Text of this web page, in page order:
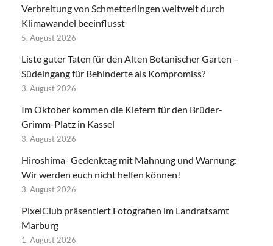
Verbreitung von Schmetterlingen weltweit durch
Klimawandel beeinflusst
5. August 2026
Liste guter Taten für den Alten Botanischer Garten –
Südeingang für Behinderte als Kompromiss?
3. August 2026
Im Oktober kommen die Kiefern für den Brüder-
Grimm-Platz in Kassel
3. August 2026
Hiroshima- Gedenktag mit Mahnung und Warnung:
Wir werden euch nicht helfen können!
3. August 2026
PixelClub präsentiert Fotografien im Landratsamt
Marburg
1. August 2026